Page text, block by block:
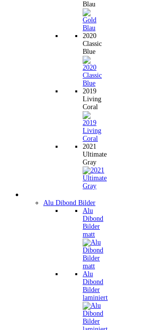
Blau
2020
Classic
Blue
2019
Living
Coral
2021
Ultimate
Gray
Alu Dibond Bilder
Alu
Dibond
Bilder
matt
Alu
Dibond
Bilder
laminiert